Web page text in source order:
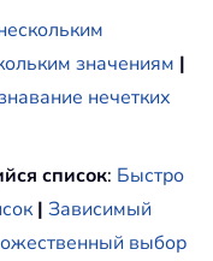
значениям |
нечетких
список: Быстро
| Зависимый
выбор